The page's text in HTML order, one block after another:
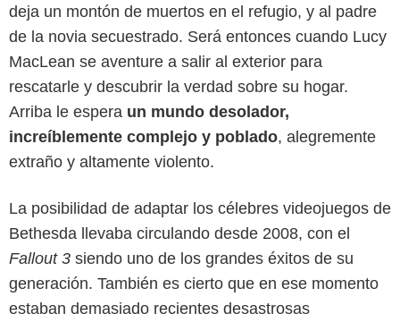
deja un montón de muertos en el refugio, y al padre
de la novia secuestrado. Será entonces cuando Lucy
MacLean se aventure a salir al exterior para
rescatarle y descubrir la verdad sobre su hogar.
Arriba le espera un mundo desolador,
increíblemente complejo y poblado, alegremente
extraño y altamente violento.
La posibilidad de adaptar los célebres videojuegos de
Bethesda llevaba circulando desde 2008, con el
Fallout 3 siendo uno de los grandes éxitos de su
generación. También es cierto que en ese momento
estaban demasiado recientes desastrosas